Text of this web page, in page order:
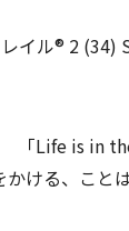
イル® 2 (34)
「Life is in
ける、こと